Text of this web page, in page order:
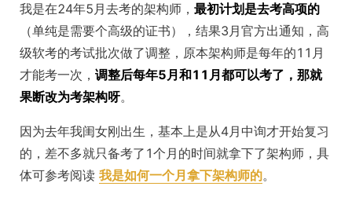
我是在24年5月去考的架构师， 最初计划是去考高项的
（单纯是需要个高级的证书），结果3月官方出通知，高
级软考的考试批次做了调整，原本架构师是每年的11月
才能考一次， 调整后每年5月和11月都可以考了，那就
果断改为考架构呀。
因为去年我闺女刚出生，基本上是从4月中询才开始复习
的，差不多就只备考了1个月的时间就拿下了架构师，具
体可参考阅读 我是如何一个月拿下架构师的。